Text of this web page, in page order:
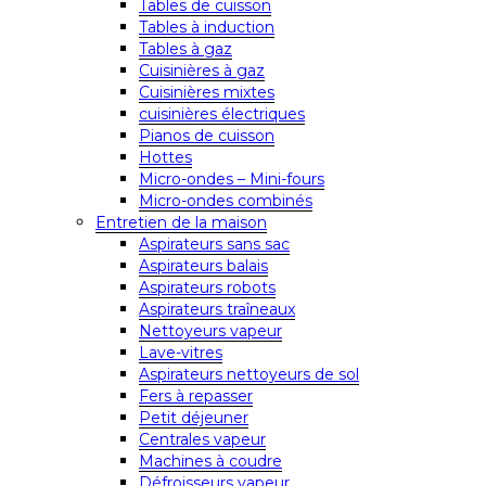
Tables de cuisson
Tables à induction
Tables à gaz
Cuisinières à gaz
Cuisinières mixtes
cuisinières électriques
Pianos de cuisson
Hottes
Micro-ondes – Mini-fours
Micro-ondes combinés
Entretien de la maison
Aspirateurs sans sac
Aspirateurs balais
Aspirateurs robots
Aspirateurs traîneaux
Nettoyeurs vapeur
Lave-vitres
Aspirateurs nettoyeurs de sol
Fers à repasser
Petit déjeuner
Centrales vapeur
Machines à coudre